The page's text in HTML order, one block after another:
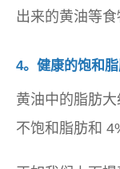
出来的黄油等食
4。健康的饱和
黄油中的脂肪
不饱和脂肪和